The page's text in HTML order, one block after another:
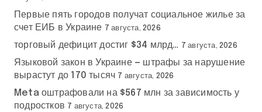
Первые пять городов получат социальное жилье за
счет ЕИБ в Украине 7 августа, 2026
торговый дефицит достиг $34 млрд… 7 августа, 2026
Языковой закон в Украине — штрафы за нарушение
вырастут до 170 тысяч 7 августа, 2026
Meta оштрафовали на $567 млн за зависимость у
подростков 7 августа, 2026